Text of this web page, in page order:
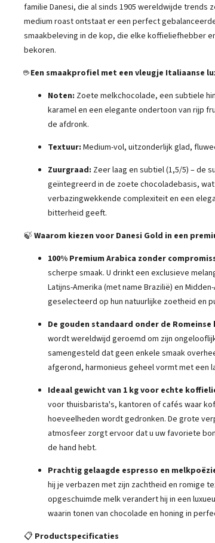
familie Danesi, die al sinds 1905 wereldwijde trends
medium roast ontstaat er een perfect
smaakbeleving in de kop, die elke koffieliefhebber
bekoren.
☕Een smaakprofiel met een vleugje Italiaanse
Noten: Zoete melkchocolade, een subtiele
karamel en een elegante ondertoon van rijp
de afdronk.
Textuur: Medium-vol, uitzonderlijk glad,
Zuurgraad: Zeer laag en subtiel (1,5/5) – de
geïntegreerd in de zoete chocoladebasis,
verbazingwekkende complexiteit en een
bitterheid geeft.
🍃Waarom kiezen voor Danesi Gold in een
100% Premium Arabica zonder
scherpe smaak. U drinkt een exclusieve
Latijns-Amerika (met name Brazilië) en
geselecteerd op hun natuurlijke zoetheid en
De gouden standaard onder de
wordt wereldwijd geroemd om zijn
samengesteld dat geen enkele smaak
afgerond, harmonieus geheel vormt met een
Ideaal gewicht van 1 kg voor echte
voor thuisbarista's, kantoren of cafés waar
hoeveelheden wordt gedronken. De grote
atmosfeer zorgt ervoor dat u uw favoriete
de hand hebt.
Prachtig gelaagde espresso en
hij je verbazen met zijn zachtheid en romige
opgeschuimde melk verandert hij in een
waarin tonen van chocolade en honing in
📋 Productspecificaties